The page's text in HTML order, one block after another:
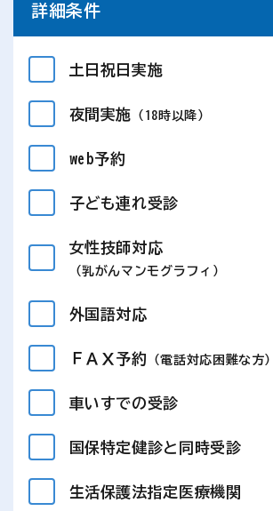
詳細条件
土日祝日実施
外国語対応
夜間実施 （18時以降）
ＦＡＸ予約 （電話対応困難な方）
web予約
車いすでの受診
子ども連れ受診
国保特定健診と同時受診
女性技師対応
（乳がんマンモグラフィ）
生活保護法指定医療機関